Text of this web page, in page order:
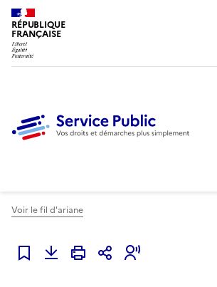
RÉPUBLIQUE
FRANÇAISE
Voir le fil d'ariane
Ajouter à mes favoris